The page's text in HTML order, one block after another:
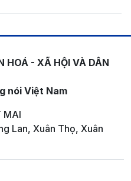
HOÁ - XÃ HỘI VÀ DÂN
nói Việt Nam
MAI
Lan, Xuân Thọ, Xuân